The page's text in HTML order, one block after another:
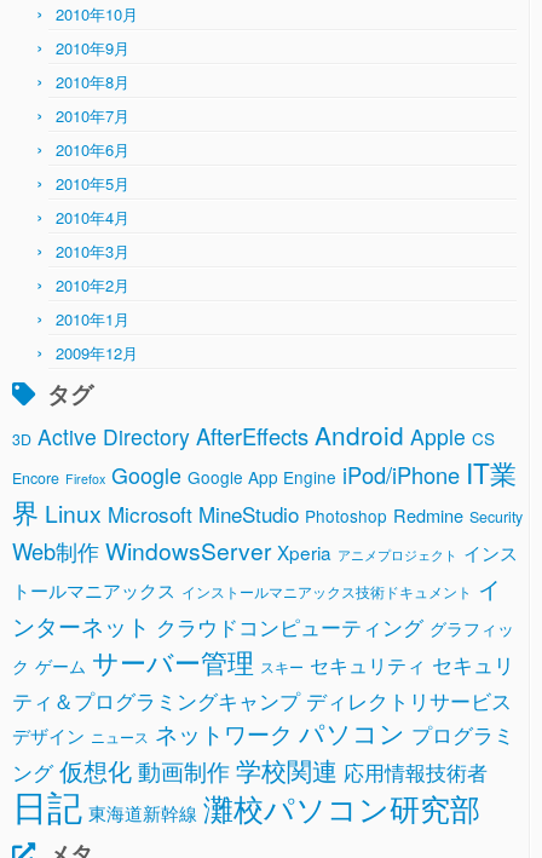
2010年10月
2010年9月
2010年8月
2010年7月
2010年6月
2010年5月
2010年4月
2010年3月
2010年2月
2010年1月
2009年12月
タグ
3D Active Directory AfterEffectsAndroid Apple CS
Encore Firefox Google Google App Engine iPod/iPhone IT業
界 Linux Microsoft MineStudio Photoshop Redmine Security
Web制作WindowsServer Xperia アニメプロジェクト インス
トールマニアックス インストールマニアックス技術ドキュメント イ
ンターネット クラウドコンピューティング グラフィッ
ク ゲーム サーバー管理 スキー セキュリティ セキュリ
ティ＆プログラミングキャンプ ディレクトリサービス
デザイン ニュース ネットワーク パソコン プログラミ
ング 仮想化動画制作学校関連 応用情報技術者
日記 東海道新幹線 灘校パソコン研究部